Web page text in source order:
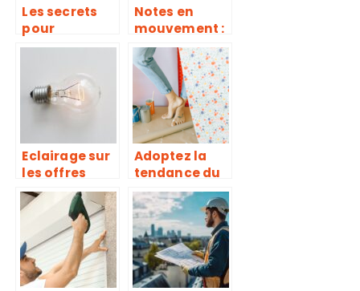
Les secrets
pour
savourer un
d’exception :
astuces et
conseils
Notes en
mouvement :
la scène
dynamique
des écoles de
musique à
Genève
Eclairage sur
les offres
électricité :
des conseils
pour prendre
des décisions
avisées
Adoptez la
tendance du
papier peint
tropical pour
une
décoration
exotique